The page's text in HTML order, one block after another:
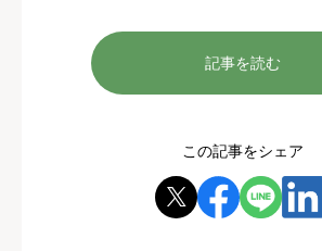
記事を読む
この記事をシェア